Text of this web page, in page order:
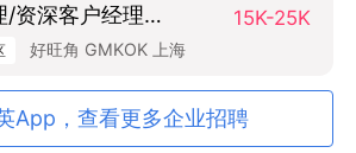
/资深客户经理
15K-25K
好旺角 GMKOK 上海
App，查看更多企业招聘